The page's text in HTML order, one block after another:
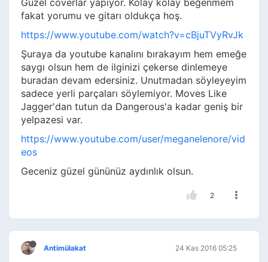
Güzel coverlar yapıyor. Kolay kolay beğenmem
fakat yorumu ve gitarı oldukça hoş.
https://www.youtube.com/watch?v=cBjuTVyRvJk
Şuraya da youtube kanalını bırakayım hem emeğe
saygı olsun hem de ilginizi çekerse dinlemeye
buradan devam edersiniz. Unutmadan söyleyeyim
sadece yerli parçaları söylemiyor. Moves Like
Jagger'dan tutun da Dangerous'a kadar geniş bir
yelpazesi var.
https://www.youtube.com/user/meganelenore/vid
eos
Geceniz güzel gününüz aydınlık olsun.
2
Antimülakat 24 Kas 2016 05:25